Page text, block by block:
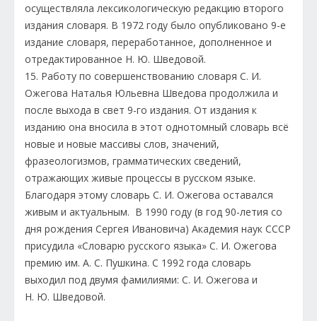
осуществляла лексикологическую редакцию второго
издания словаря. В 1972 году было опубликовано 9-е
издание словаря, переработанное, дополненное и
отредактированное Н. Ю. Шведовой.
15. Работу по совершенствованию словаря С. И.
Ожегова Наталья Юльевна Шведова продолжила и
после выхода в свет 9-го издания. От издания к
изданию она вносила в этот однотомный словарь всё
новые и новые массивы слов, значений,
фразеологизмов, грамматических сведений,
отражающих живые процессы в русском языке.
Благодаря этому словарь С. И. Ожегова оставался
живым и актуальным. В 1990 году (в год 90-летия со
дня рождения Сергея Ивановича) Академия наук СССР
присудила «Словарю русского языка» С. И. Ожегова
премию им. А. С. Пушкина. С 1992 года словарь
выходил под двумя фамилиями: С. И. Ожегова и
Н. Ю. Шведовой.